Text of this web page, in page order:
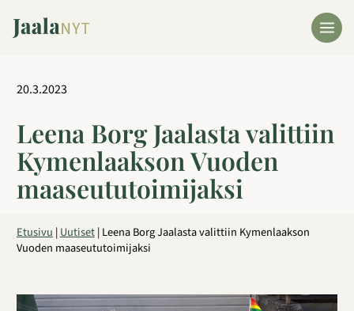
sisältöön
20.3.2023
Leena Borg Jaalasta valittiin
Kymenlaakson Vuoden
maaseututoimijaksi
Etusivu|Uutiset|Leena Borg Jaalasta valittiin Kymenlaakson
Vuoden maaseututoimijaksi